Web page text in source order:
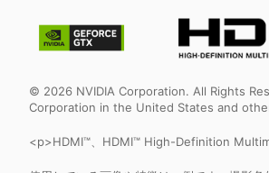
© 2026 NVIDIA Corporation. All Rights
Corporation in the United States and
<p>HDMI™、HDMI™ High-Definition